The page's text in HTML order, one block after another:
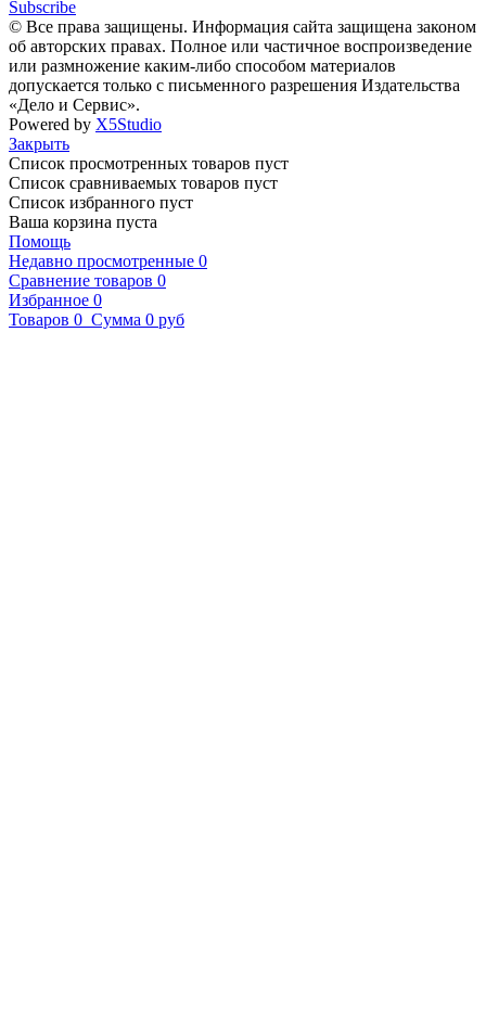
Subscribe
© Все права защищены. Информация сайта защищена законом
об авторских правах. Полное или частичное воспроизведение
или размножение каким-либо способом материалов
допускается только с письменного разрешения Издательства
«Дело и Сервис».
Powered by X5Studio
Закрыть
Список просмотренных товаров пуст
Список сравниваемых товаров пуст
Список избранного пуст
Ваша корзина пуста
Помощь
Недавно просмотренные 0
Сравнение товаров 0
Избранное 0
Товаров 0 Сумма 0 руб